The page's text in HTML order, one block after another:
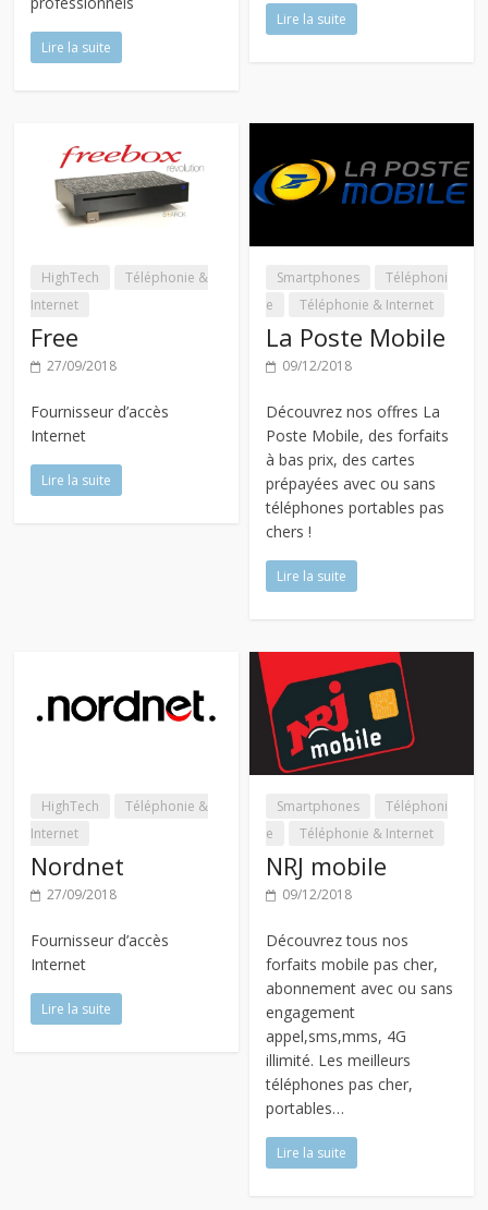
Lire la suite
Lire la suite
HighTech
Téléphonie &
Internet
Free
27/09/2018
Fournisseur d’accès
Internet
Lire la suite
Smartphones
Téléphoni
e
Téléphonie & Internet
La Poste Mobile
09/12/2018
Découvrez nos offres La
Poste Mobile, des forfaits
à bas prix, des cartes
prépayées avec ou sans
téléphones portables pas
chers !
Lire la suite
HighTech
Téléphonie &
Internet
Nordnet
27/09/2018
Fournisseur d’accès
Internet
Lire la suite
Smartphones
Téléphoni
e
Téléphonie & Internet
NRJ mobile
09/12/2018
Découvrez tous nos
forfaits mobile pas cher,
abonnement avec ou sans
engagement
appel,sms,mms, 4G
illimité. Les meilleurs
téléphones pas cher,
portables…
Lire la suite